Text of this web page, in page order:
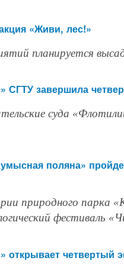
«Живи, лес!»
планируется
СГТУ завершила
суда
поляна»
природного парка
фестиваль
открывает четвертый